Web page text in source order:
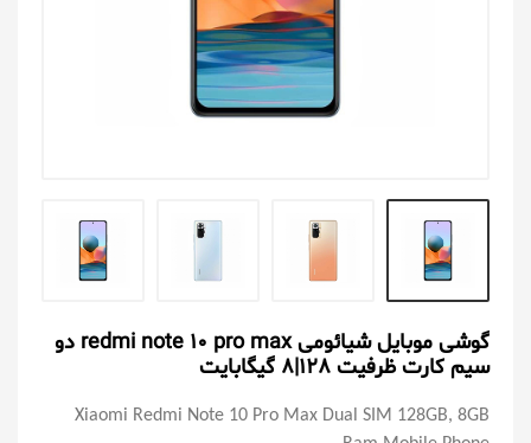
گوشی موبایل شیائومی redmi note 10 pro max دو
سیم کارت ظرفیت 128|8 گیگابایت
Xiaomi Redmi Note 10 Pro Max Dual SIM 128GB, 8GB